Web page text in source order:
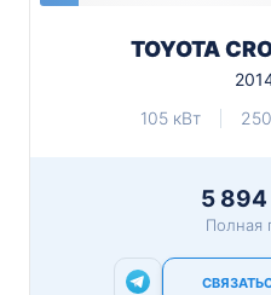
TOYOTA
105 кВт
5
Полная